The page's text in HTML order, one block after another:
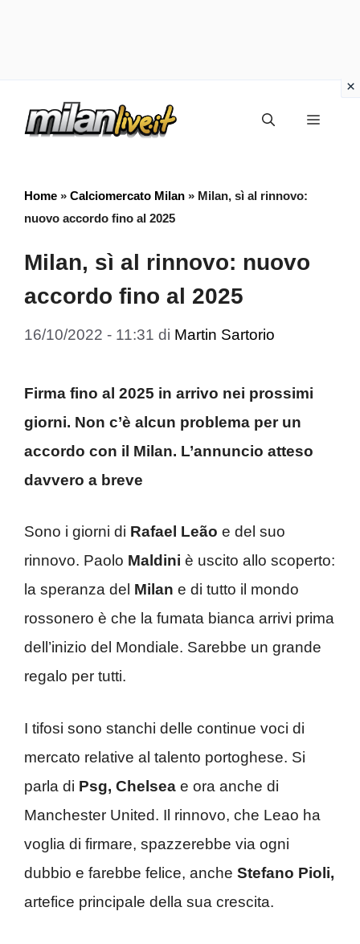
Menu
Home » Calciomercato Milan » Milan, sì al rinnovo:
nuovo accordo fino al 2025
Milan, sì al rinnovo: nuovo
accordo fino al 2025
16/10/2022 - 11:31 di Martin Sartorio
Firma fino al 2025 in arrivo nei prossimi
giorni. Non c’è alcun problema per un
accordo con il Milan. L’annuncio atteso
davvero a breve
Sono i giorni di Rafael Leão e del suo
rinnovo. Paolo Maldini è uscito allo scoperto:
la speranza del Milan e di tutto il mondo
rossonero è che la fumata bianca arrivi prima
dell’inizio del Mondiale. Sarebbe un grande
regalo per tutti.
I tifosi sono stanchi delle continue voci di
mercato relative al talento portoghese. Si
parla di Psg, Chelsea e ora anche di
Manchester United. Il rinnovo, che Leao ha
voglia di firmare, spazzerebbe via ogni
dubbio e farebbe felice, anche Stefano Pioli,
artefice principale della sua crescita.